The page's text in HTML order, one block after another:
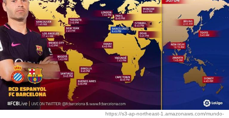
https://s3-ap-northeast-1.amazonaws.com/mundo-